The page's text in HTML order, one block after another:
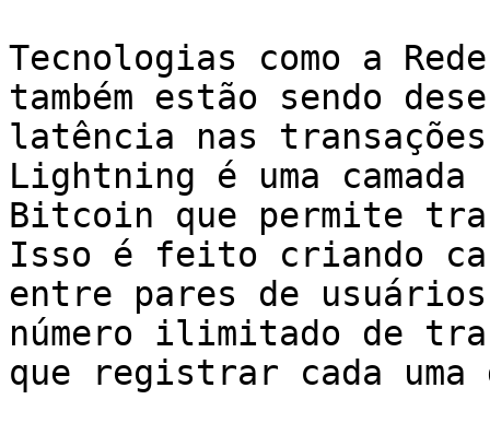
Tecnologias como a
também estão sendo
latência nas
Lightning é uma
Bitcoin que permite
Isso é feito criando
entre pares de
número ilimitado de
que registrar cada